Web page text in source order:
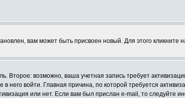
вам может быть присвоен новый. Для этого кликните
Второе: возможно, ваша учетная запись требует
него войти. Главная причина, по которой требуется
или нет. Если вам был прислан e-mail, то следуйте